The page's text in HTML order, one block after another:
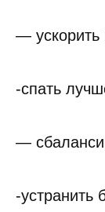
— ускорить
-спать
—
-устранить